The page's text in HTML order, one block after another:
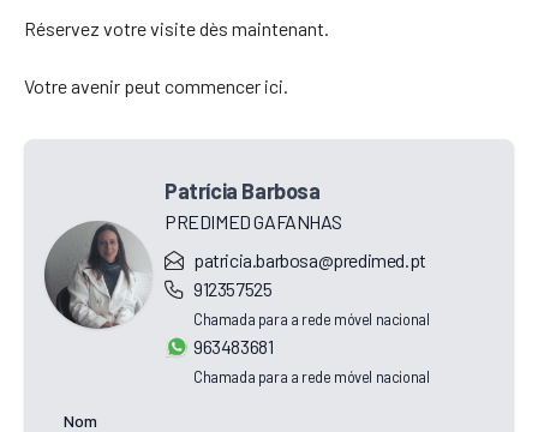
Réservez votre visite dès maintenant.
Votre avenir peut commencer ici.
Patrícia Barbosa
PREDIMED GAFANHAS
patricia.barbosa@predimed.pt
912357525
Chamada para a rede móvel nacional
963483681
Chamada para a rede móvel nacional
Nom